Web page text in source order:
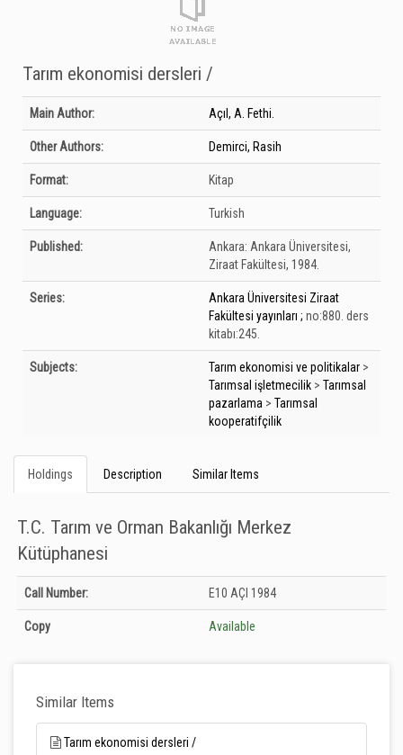
Tarım ekonomisi dersleri /
Bibliographic Details
Main Author: Açıl, A. Fethi.
Other Authors: Demirci, Rasih
Format: Kitap
Language: Turkish
Published: Ankara: Ankara Üniversitesi,
Ziraat Fakültesi, 1984.
Series:
Ankara Üniversitesi Ziraat
Fakültesi yayınları ; no:880. ders
kitabı:245.
Subjects: Tarım ekonomisi ve politikalar >
Tarımsal işletmecilik > Tarımsal
pazarlama > Tarımsal
kooperatifçilik
Holdings Description Similar Items
T.C. Tarım ve Orman Bakanlığı Merkez
Kütüphanesi
Holdings details from T.C. Tarım ve Orman Bakanlığı Merkez Kütüphanesi:
Unknown
Call Number: E10 AÇI 1984
Copy Available
Similar Items
Tarım ekonomisi dersleri /